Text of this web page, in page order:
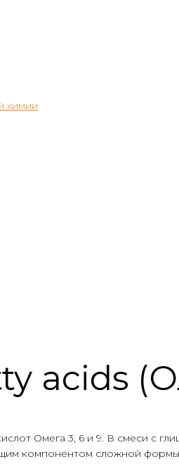
химии
acids
Омега 3, 6 и 9. В смеси с
компонентом сложной